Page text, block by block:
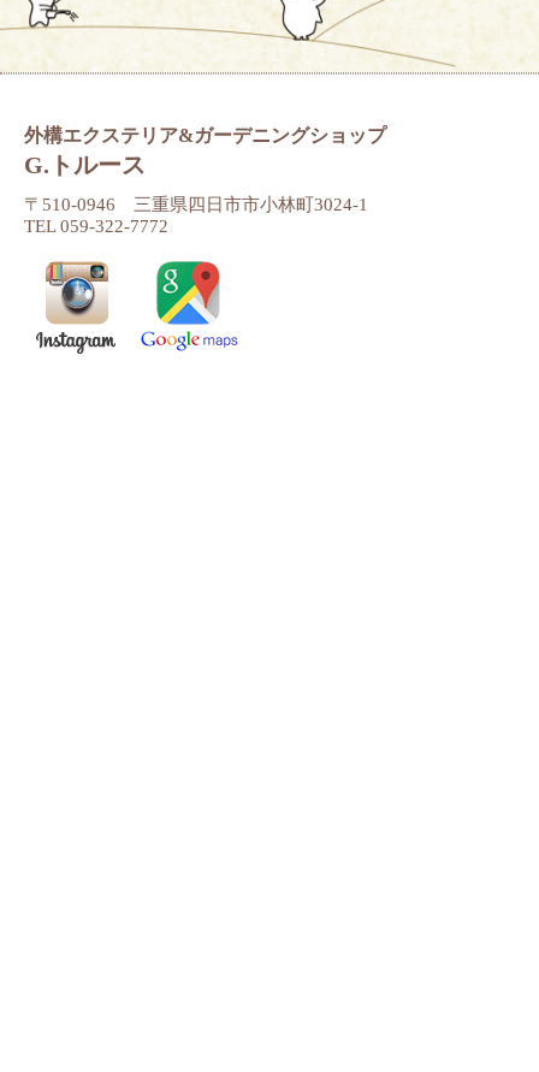
外構エクステリア&ガーデニングショップ
G.トルース
〒510-0946 三重県四日市市小林町3024-1
TEL 059-322-7772